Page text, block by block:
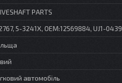
PARTS
5-3241X, OEM:12569884, UJ1-0439
автомобіль